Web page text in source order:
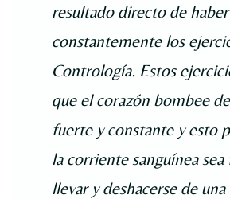
resultado directo de
constantemente los
Contrología. Estos
que el corazón bombee
fuerte y constante y esto
la corriente sanguínea sea
llevar y deshacerse de